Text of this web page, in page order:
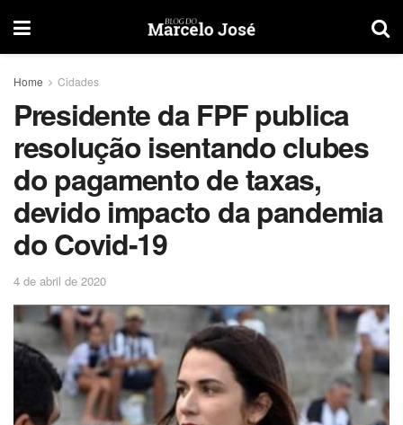
Home Cidades
Presidente da FPF publica
resolução isentando clubes
do pagamento de taxas,
devido impacto da pandemia
do Covid-19
4 de abril de 2020